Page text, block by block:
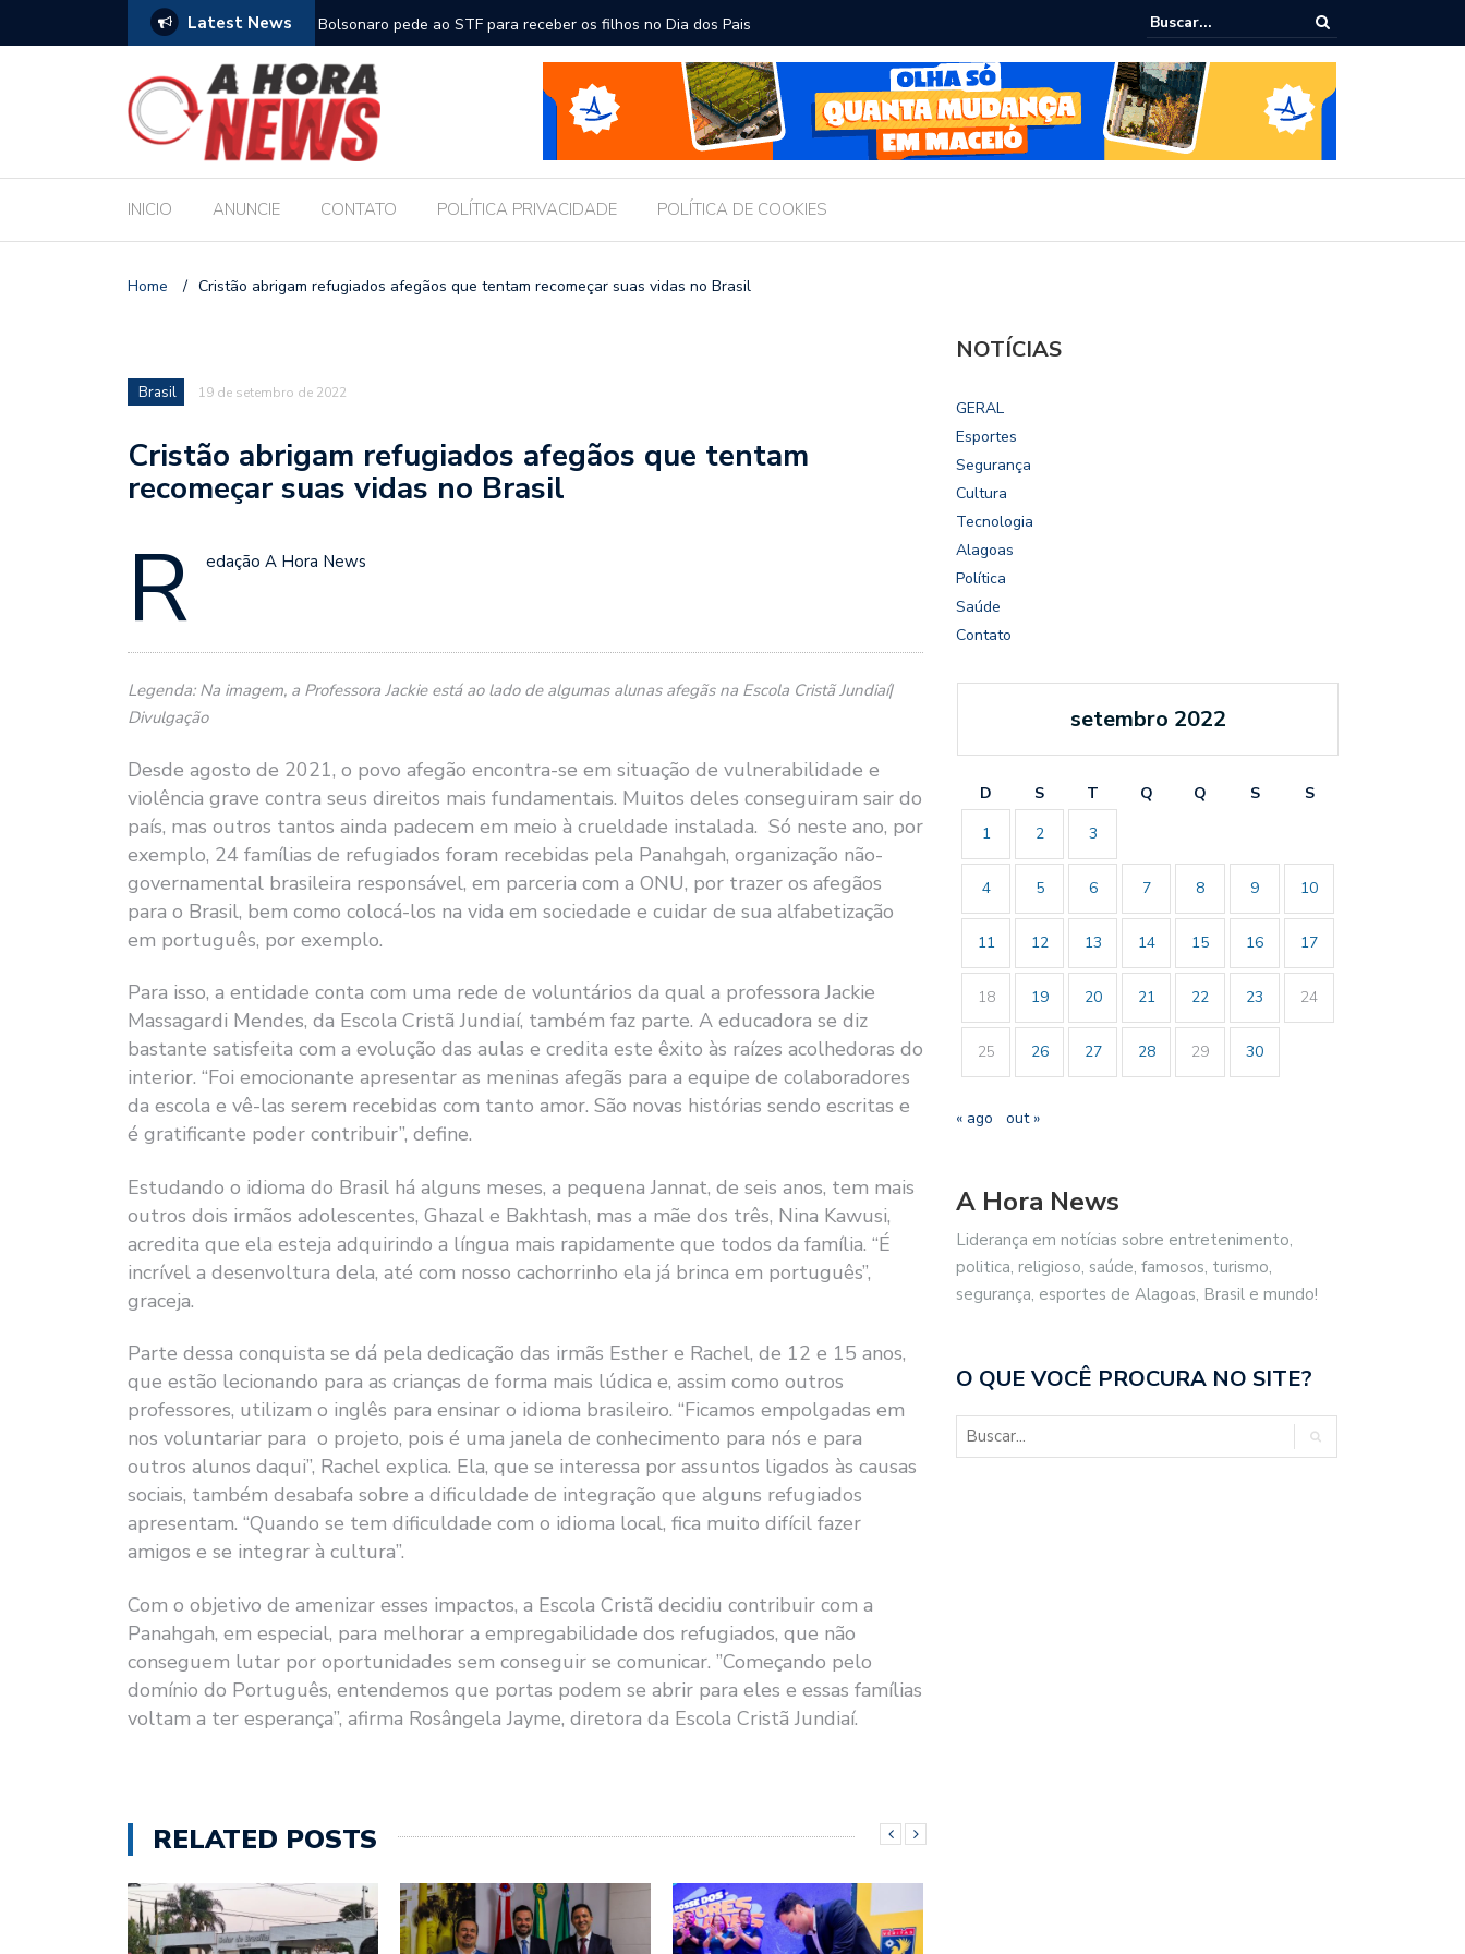
Latest News
com a Educação durante posse Bolsonaro pede ao STF para receber os filhos no Dia dos Pais
Câmara dialoga com UFAL e Faculdade de Coimbra sobre parcerias para
Legislativo
INICIO ANUNCIE CONTATO POLÍTICA PRIVACIDADE POLÍTICA DE COOKIES
Home / Cristão abrigam refugiados afegãos que tentam recomeçar suas vidas no Brasil
Brasil 19 de setembro de 2022
Cristão abrigam refugiados afegãos que tentam
recomeçar suas vidas no Brasil
R edação A Hora News
Legenda: Na imagem, a Professora Jackie está ao lado de algumas alunas afegãs na Escola Cristã Jundiaí|
Divulgação
Desde agosto de 2021, o povo afegão encontra-se em situação de vulnerabilidade e
violência grave contra seus direitos mais fundamentais. Muitos deles conseguiram sair do
país, mas outros tantos ainda padecem em meio à crueldade instalada. Só neste ano, por
exemplo, 24 famílias de refugiados foram recebidas pela Panahgah, organização não-
governamental brasileira responsável, em parceria com a ONU, por trazer os afegãos
para o Brasil, bem como colocá-los na vida em sociedade e cuidar de sua alfabetização
em português, por exemplo.
Para isso, a entidade conta com uma rede de voluntários da qual a professora Jackie
Massagardi Mendes, da Escola Cristã Jundiaí, também faz parte. A educadora se diz
bastante satisfeita com a evolução das aulas e credita este êxito às raízes acolhedoras do
interior. “Foi emocionante apresentar as meninas afegãs para a equipe de colaboradores
da escola e vê-las serem recebidas com tanto amor. São novas histórias sendo escritas e
é gratificante poder contribuir”, define.
Estudando o idioma do Brasil há alguns meses, a pequena Jannat, de seis anos, tem mais
outros dois irmãos adolescentes, Ghazal e Bakhtash, mas a mãe dos três, Nina Kawusi,
acredita que ela esteja adquirindo a língua mais rapidamente que todos da família. “É
incrível a desenvoltura dela, até com nosso cachorrinho ela já brinca em português”,
graceja.
Parte dessa conquista se dá pela dedicação das irmãs Esther e Rachel, de 12 e 15 anos,
que estão lecionando para as crianças de forma mais lúdica e, assim como outros
professores, utilizam o inglês para ensinar o idioma brasileiro. “Ficamos empolgadas em
nos voluntariar para o projeto, pois é uma janela de conhecimento para nós e para
outros alunos daqui”, Rachel explica. Ela, que se interessa por assuntos ligados às causas
sociais, também desabafa sobre a dificuldade de integração que alguns refugiados
apresentam. “Quando se tem dificuldade com o idioma local, fica muito difícil fazer
amigos e se integrar à cultura”.
Com o objetivo de amenizar esses impactos, a Escola Cristã decidiu contribuir com a
Panahgah, em especial, para melhorar a empregabilidade dos refugiados, que não
conseguem lutar por oportunidades sem conseguir se comunicar. ”Começando pelo
domínio do Português, entendemos que portas podem se abrir para eles e essas famílias
voltam a ter esperança”, afirma Rosângela Jayme, diretora da Escola Cristã Jundiaí.
RELATED POSTS
NOTÍCIAS
GERAL
Esportes
Segurança
Cultura
Tecnologia
Alagoas
Política
Saúde
Contato
setembro 2022
D S T Q Q S
S
1
2 3
4 5 6 7 8 9 10
11 12 13 14 15 16 17
18 19 20 21 22 23 24
25 26 27 28 29 30
« ago out »
A Hora News
Liderança em notícias sobre entretenimento,
politica, religioso, saúde, famosos, turismo,
segurança, esportes de Alagoas, Brasil e mundo!
O QUE VOCÊ PROCURA NO SITE?